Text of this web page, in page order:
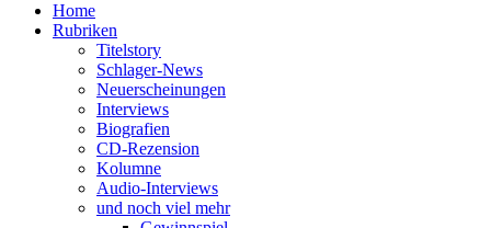
Home
Rubriken
Titelstory
Schlager-News
Neuerscheinungen
Interviews
Biografien
CD-Rezension
Kolumne
Audio-Interviews
und noch viel mehr